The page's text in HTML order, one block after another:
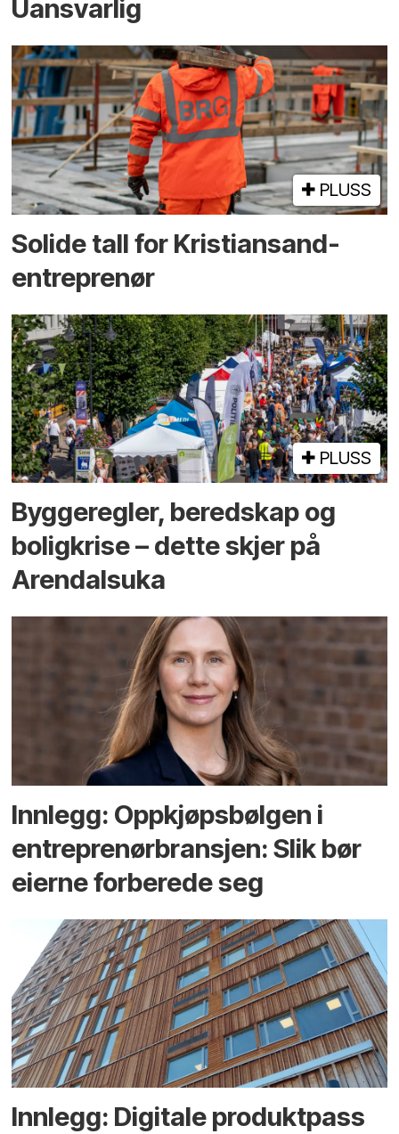
Uansvarlig
PLUSS
Solide tall for Kristiansand-
entreprenør
PLUSS
Bygge­regler, beredskap og
bolig­krise – dette skjer på
Arendals­uka
Innlegg: Oppkjøps­bølgen i
entreprenør­bransjen: Slik bør
eierne forberede seg
Innlegg: Digitale produktpass